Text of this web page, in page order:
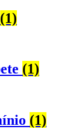
(1)
(1)
(1)